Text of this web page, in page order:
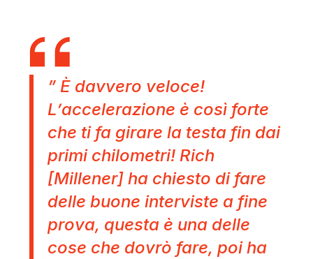
” È davvero veloce!
L’accelerazione è così forte
che ti fa girare la testa fin dai
primi chilometri! Rich
[Millener] ha chiesto di fare
delle buone interviste a fine
prova, questa è una delle
cose che dovrò fare, poi ha